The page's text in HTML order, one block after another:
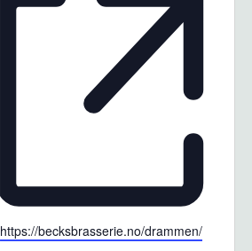
Website
https://becksbrasserie.no/drammen/